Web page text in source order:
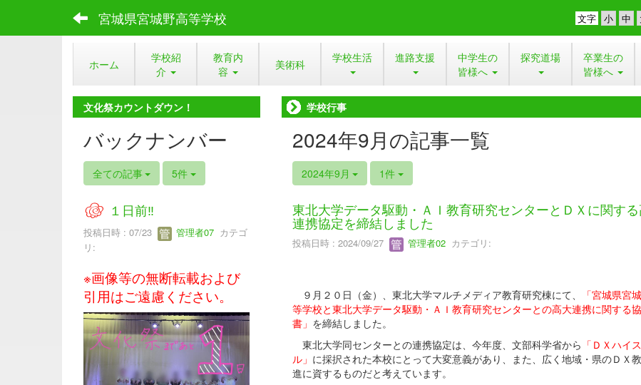
宮城県宮城野高等学校 文字
ホーム
学校紹
介
教育内
容
美術科 学校生活 進路支援
中学生の
皆様へ
探究道場
卒業生の
皆様へ
学校行事
2024年9月の記事一覧
2024年9月 1件
東北大学データ駆動・ＡＩ教育研究センターとＤＸに関す
連携協定を締結しました
投稿日時 : 2024/09/27 管理者02カテゴリ:
９月２０日（金）、東北大学マルチメディア教育研究棟にて、
「宮城県宮
等学校と東北大学データ駆動・ＡＩ教育研究センターとの高大連携に関する
書」 を締結しました。
東北大学同センターとの連携協定は、今年度、文部科学省から 「ＤＸハイ
ル」 に採択された本校にとって大変意義があり、また、広く地域・県のＤＸ
進に資するものだと考えています。
文化祭カウントダウン！
バックナンバー
全ての記事 5件
１日前‼
投稿日時 : 07/23 管理者07 カテゴ
リ:
※画像等の無断転載および
引用はご遠慮ください。